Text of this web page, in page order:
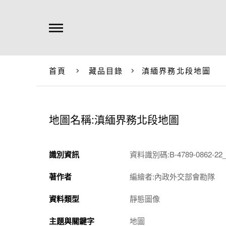
首頁 藏品目錄 滇緬界務北段地圖
地圖名稱:滇緬界務北段地圖
識別資訊 資料識別碼:B-4789-0862-
著作者 編繪者:內政外交部會勘隊
資料類型 靜態圖像
主題與關鍵字 地圖